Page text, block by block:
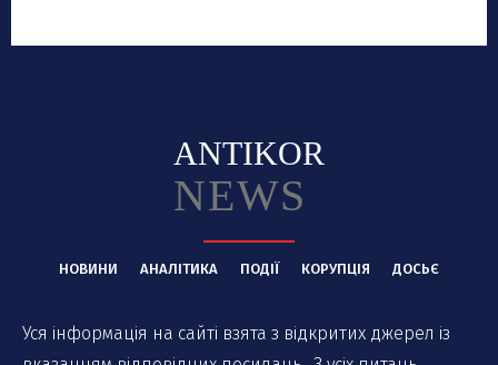
ANTIKOR
NEWS
НОВИНИ АНАЛІТИКА ПОДІЇ КОРУПЦІЯ ДОСЬЄ
Уся інформація на сайті взята з відкритих джерел із